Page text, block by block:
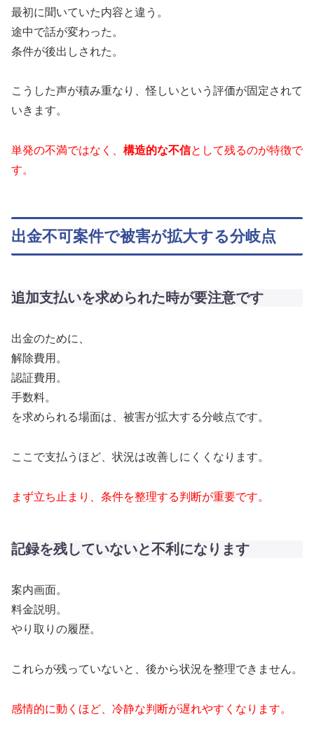
最初に聞いていた内容と違う。
途中で話が変わった。
条件が後出しされた。
こうした声が積み重なり、怪しいという評価が固定されて
いきます。
単発の不満ではなく、 構造的な不信として残るのが特徴で
す。
出金不可案件で被害が拡大する分岐点
追加支払いを求められた時が要注意です
出金のために、
解除費用。
認証費用。
手数料。
を求められる場面は、被害が拡大する分岐点です。
ここで支払うほど、状況は改善しにくくなります。
まず立ち止まり、条件を整理する判断が重要です。
記録を残していないと不利になります
案内画面。
料金説明。
やり取りの履歴。
これらが残っていないと、後から状況を整理できません。
感情的に動くほど、冷静な判断が遅れやすくなります。